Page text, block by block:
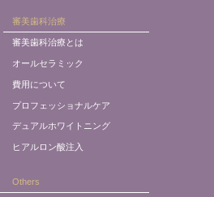
審美歯科治療
審美歯科治療とは
オールセラミック
費用について
プロフェッショナルケア
デュアルホワイトニング
ヒアルロン酸注入
Others